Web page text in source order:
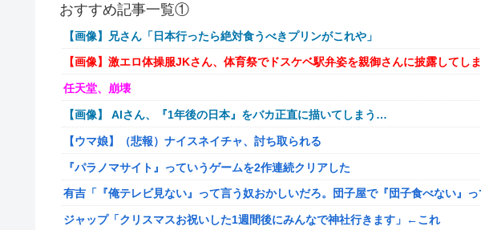
おすすめ記事一覧①
【画像】兄さん「日本行ったら絶対食うべきプリンがこれや」
【画像】激エロ体操服JKさん、体育祭でドスケベ駅弁姿を親御さんに披露してし
任天堂、崩壊
【画像】 AIさん、『1年後の日本』をバカ正直に描いてしまう…
【ウマ娘】（悲報）ナイスネイチャ、討ち取られる
『パラノマサイト』っていうゲームを2作連続クリアした
有吉「『俺テレビ見ない』って言う奴おかしいだろ。団子屋で『団子食べない』っ
ジャップ「クリスマスお祝いした1週間後にみんなで神社行きます」←これ